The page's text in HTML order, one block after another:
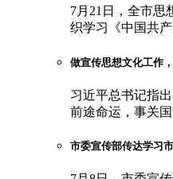
7月21日，全市思
织学习《中国共
做宣传思想文化工作
习近平总书记指
前途命运，事关
市委宣传部传达学习